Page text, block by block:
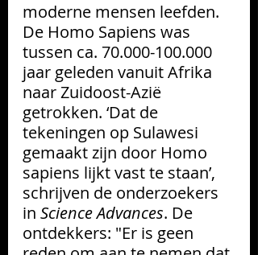
moderne mensen leefden.
De Homo Sapiens was
tussen ca. 70.000-100.000
jaar geleden vanuit Afrika
naar Zuidoost-Azië
getrokken. ‘Dat de
tekeningen op Sulawesi
gemaakt zijn door Homo
sapiens lijkt vast te staan’,
schrijven de onderzoekers
in Science Advances. De
ontdekkers: "Er is geen